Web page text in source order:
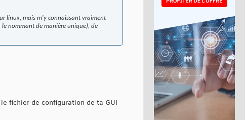
linux, mais m'y connaissant vraiment
le nommant de manière unique), de
fichier de configuration de ta GUI